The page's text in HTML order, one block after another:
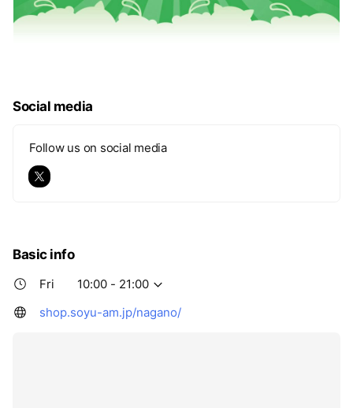
Social media
Follow us on social media
Basic info
Fri
10:00 - 21:00
shop.soyu-am.jp/nagano/